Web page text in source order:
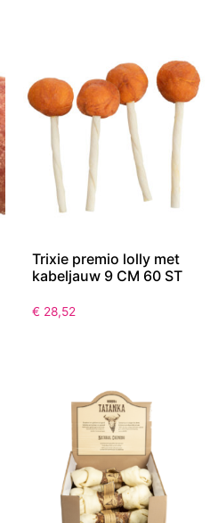
Trixie premio lolly met
kabeljauw 9 CM 60 ST
€ 28,52